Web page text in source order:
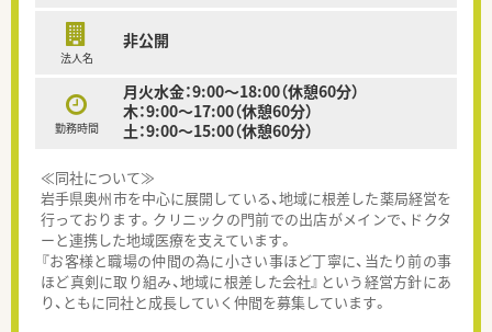
法人名
非公開
勤務時間
月火水金：9:00～18:00（休憩60分）
木：9:00～17:00（休憩60分）
土：9:00～15:00（休憩60分）
≪同社について≫
岩手県奥州市を中心に展開している、地域に根差した薬局経営を
行っております。クリニックの門前での出店がメインで、ドクタ
ーと連携した地域医療を支えています。
『お客様と職場の仲間の為に小さい事ほど丁寧に、当たり前の事
ほど真剣に取り組み、地域に根差した会社』という経営方針にあ
り、ともに同社と成長していく仲間を募集しています。